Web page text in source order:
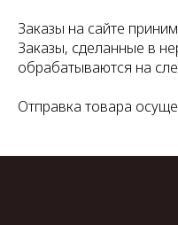
Заказы на сайте
Заказы, сделанные в
обрабатываются на
Отправка товара